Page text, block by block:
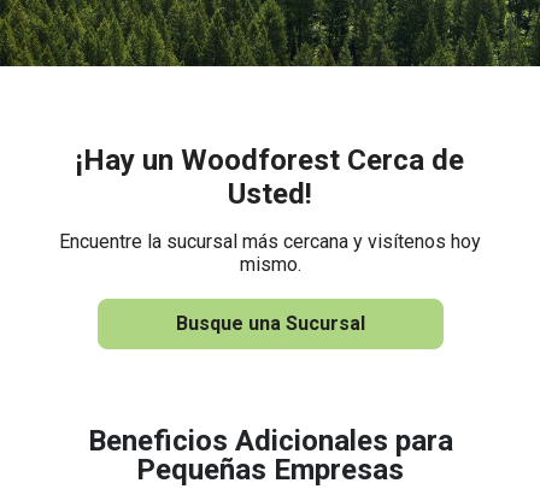
¡Hay un Woodforest Cerca de
Usted!
Encuentre la sucursal más cercana y visítenos hoy
mismo.
Busque una Sucursal
Beneficios Adicionales para
Pequeñas Empresas